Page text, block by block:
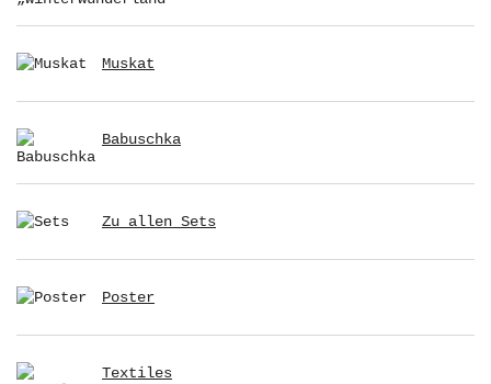
Muskat
Babuschka
Zu allen Sets
Poster
Textiles